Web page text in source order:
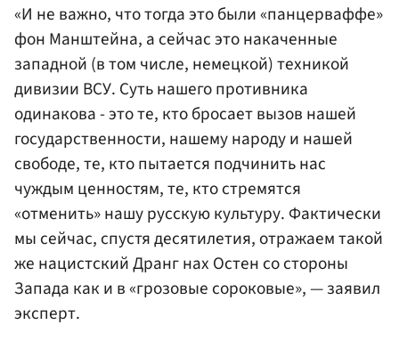
«И не важно, что тогда это были «панцерваффе»
фон Манштейна, а сейчас это накаченные
западной (в том числе, немецкой) техникой
дивизии ВСУ. Суть нашего противника
одинакова - это те, кто бросает вызов нашей
государственности, нашему народу и нашей
свободе, те, кто пытается подчинить нас
чуждым ценностям, те, кто стремятся
«отменить» нашу русскую культуру. Фактически
мы сейчас, спустя десятилетия, отражаем такой
же нацистский Дранг нах Остен со стороны
Запада как и в «грозовые сороковые», — заявил
эксперт.